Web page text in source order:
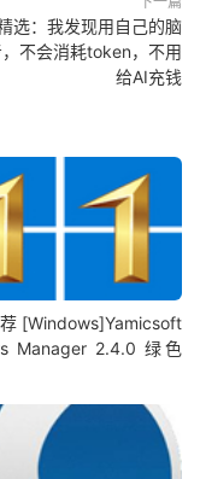
选：我发现用自己的脑
不会消耗token，不用
给AI充钱
[Windows]Yamicsoft
Manager 2.4.0 绿色